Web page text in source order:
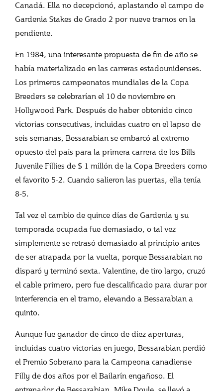
Canadá. Ella no decepcionó, aplastando el campo de
Gardenia Stakes de Grado 2 por nueve tramos en la
pendiente.
En 1984, una interesante propuesta de fin de año se
había materializado en las carreras estadounidenses.
Los primeros campeonatos mundiales de la Copa
Breeders se celebrarían el 10 de noviembre en
Hollywood Park. Después de haber obtenido cinco
victorias consecutivas, incluidas cuatro en el lapso de
seis semanas, Bessarabian se embarcó al extremo
opuesto del país para la primera carrera de los Bills
Juvenile Fillies de $ 1 millón de la Copa Breeders como
el favorito 5-2. Cuando salieron las puertas, ella tenía
8-5.
Tal vez el cambio de quince días de Gardenia y su
temporada ocupada fue demasiado, o tal vez
simplemente se retrasó demasiado al principio antes
de ser atrapada por la vuelta, porque Bessarabian no
disparó y terminó sexta. Valentine, de tiro largo, cruzó
el cable primero, pero fue descalificado para durar por
interferencia en el tramo, elevando a Bessarabian a
quinto.
Aunque fue ganador de cinco de diez aperturas,
incluidas cuatro victorias en juego, Bessarabian perdió
el Premio Soberano para la Campeona canadiense
Filly de dos años por el Bailarín engañoso. El